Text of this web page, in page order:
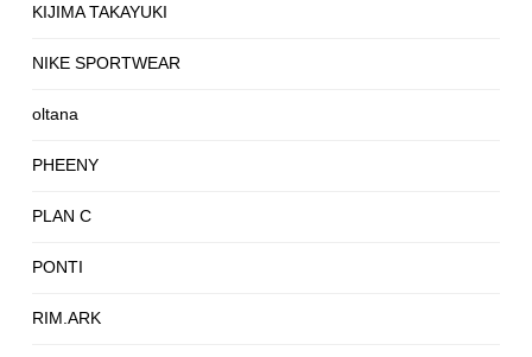
KIJIMA TAKAYUKI
NIKE SPORTWEAR
oltana
PHEENY
PLAN C
PONTI
RIM.ARK